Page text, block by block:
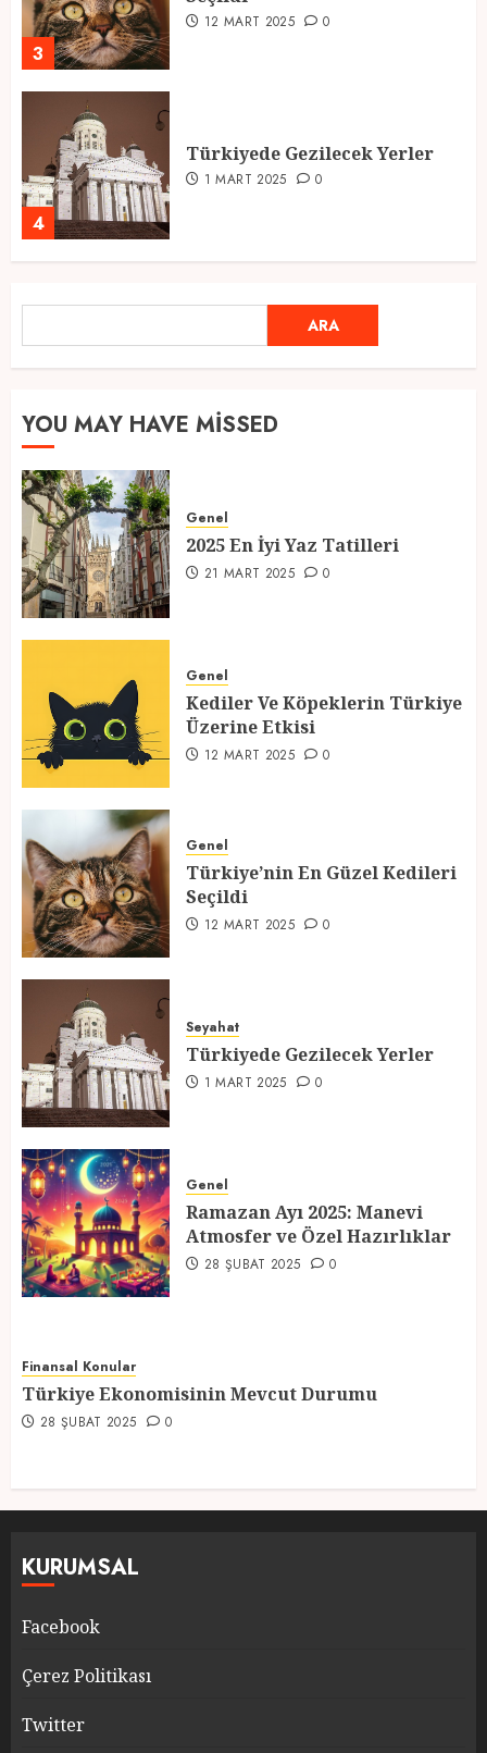
3
12 MART 2025 0
4
Türkiyede Gezilecek Yerler
1 MART 2025 0
Ramazan Ayı 2025: Manevi
Atmosfer ve Özel Hazırlıklar
1
21 MART 2025
2
Üzerine Etkisi
12 MART 2025 0
3
Seçildi
12 MART 2025 0
4
1 MART 2025
5
Atmosfer ve Özel Hazırlıklar
28 ŞUBAT 2025 0
ARA
YOU MAY HAVE MISSED
Genel
2025 En İyi Yaz Tatilleri
21 MART 2025 0
Genel
Kediler Ve Köpeklerin Türkiye
Üzerine Etkisi
12 MART 2025 0
Genel
Türkiye’nin En Güzel Kedileri
Seçildi
12 MART 2025 0
Seyahat
Türkiyede Gezilecek Yerler
1 MART 2025 0
Genel
Ramazan Ayı 2025: Manevi
Atmosfer ve Özel Hazırlıklar
28 ŞUBAT 2025 0
Finansal Konular
Türkiye Ekonomisinin Mevcut Durumu
28 ŞUBAT 2025 0
KURUMSAL
Facebook
Çerez Politikası
Twitter